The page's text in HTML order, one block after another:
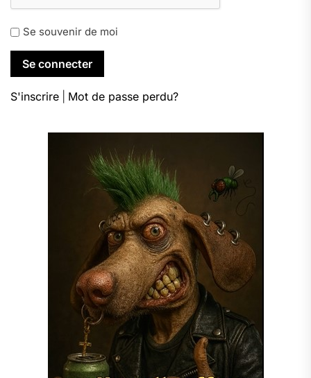
Se souvenir de moi
S'inscrire Mot de passe perdu?